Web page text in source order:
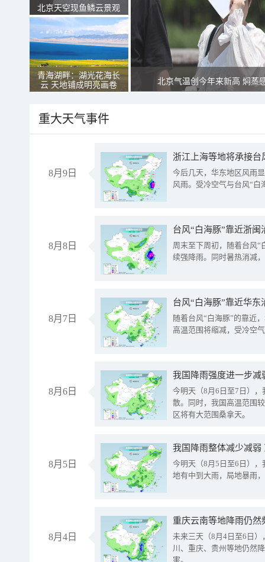
北京天空现鱼鳞云景观
青海湖畔：湖光花海长
云 天地铺成明亮画卷
北京气温创今年来新高 焖蒸
重大天气事件
8月9日
浙江上海等地将承接台
今后几天，华东地区风雨
风雨。受冷空气与台风“白
8月8日
台风“白海豚”靠近浙
周末至下周初，随着台风“
续强降雨。同时暑热消减
8月7日
台风“白海豚”靠近华
随着台风“白海豚”的靠近
高温范围将缩减，受冷空
8月6日
今明天（8月6日至7日）
散。同时，我国高温范围
区将有大范围桑拿天。
8月5日
我国降雨整体减少减弱
今明天（8月5日至6日）
地有中到大雨，局地暴雨
8月4日
重庆云南等地降雨仍然
未来三天（8月4日至6日
川、重庆、贵州等地仍然
害。